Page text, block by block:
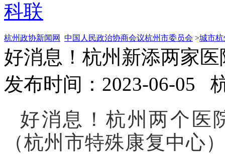
科联
杭州政协新闻网 中国人民政治协商会议杭州市委员会 >城市杭
好消息！杭州新添两家
发布时间：2023-06-05
好消息！杭州两个
（杭州市特殊康复中心